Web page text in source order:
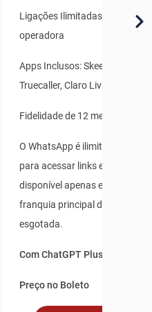
Ligações Ilimitadas para
operadora
Apps Inclusos: Skeelo, Claro
Truecaller, Claro Livros
Fidelidade de 12 meses
O WhatsApp é ilimitado para
para acessar links externos, e
disponível apenas enquanto
franquia principal de dados
esgotada.
Com ChatGPT Plus incluso
Preço no Boleto